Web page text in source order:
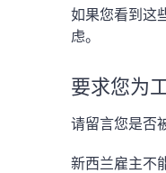
如果您看到这
虑。
要求您为
请留言您是否
新西兰雇主不